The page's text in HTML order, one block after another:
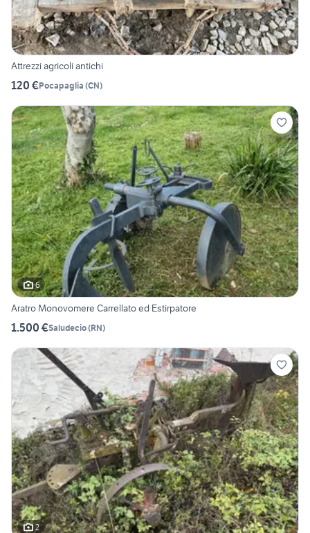
Attrezzi agricoli antichi
120 €Pocapaglia (CN)
6
Aratro Monovomere Carrellato ed Estirpatore
1.500 €Saludecio(RN)
2